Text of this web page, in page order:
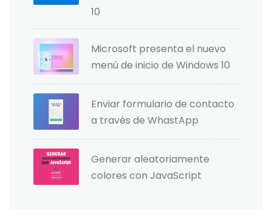
10
Microsoft presenta el nuevo
menú de inicio de Windows 10
Enviar formulario de contacto
a través de WhastApp
Generar aleatoriamente
colores con JavaScript